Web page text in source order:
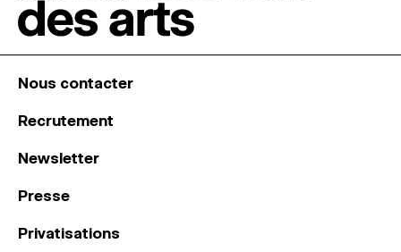
Nous contacter
Recrutement
Newsletter
Presse
Privatisations